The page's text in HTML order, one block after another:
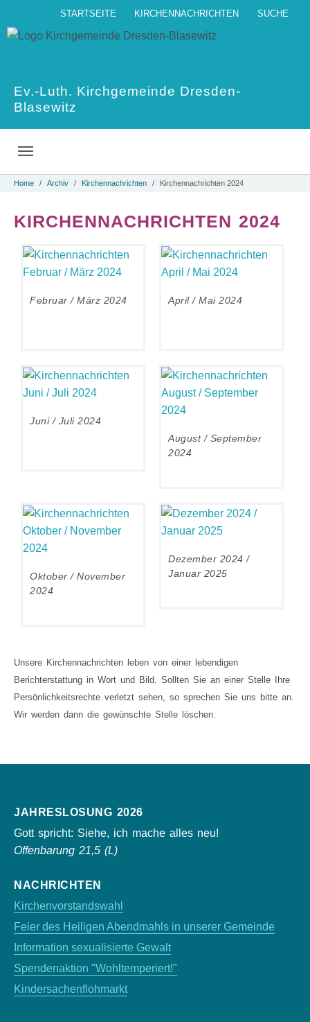
Skip to main navigation
Skip to main content
Skip to page footer
STARTSEITE KIRCHENNACHRICHTEN SUCHE
Ev.-Luth. Kirchgemeinde Dresden-
Blasewitz
You are here:
Home Archiv Kirchennachrichten Kirchennachrichten 2024
KIRCHENNACHRICHTEN 2024
Februar / März 2024 April / Mai 2024
Juni / Juli 2024
August / September
2024
Oktober / November
2024
Dezember 2024 /
Januar 2025
Unsere Kirchennachrichten leben von einer lebendigen
Berichterstattung in Wort und Bild. Sollten Sie an einer Stelle Ihre
Persönlichkeits­rechte verletzt sehen, so sprechen Sie uns bitte an.
Wir werden dann die gewünschte Stelle löschen.
JAHRESLOSUNG 2026
Gott spricht: Siehe, ich mache alles neu!
Offenbarung 21,5 (L)
NACHRICHTEN
Kirchenvorstandswahl
Feier des Heiligen Abendmahls in unserer Gemeinde
Information sexualisierte Gewalt
Spendenaktion "Wohltemperiert!"
Kindersachenflohmarkt